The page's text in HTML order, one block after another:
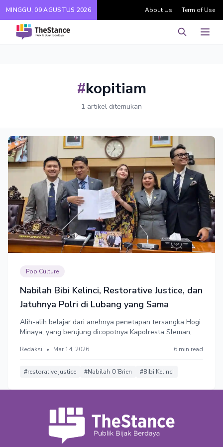
MINGGU, 09 AGUSTUS 2026 About Us Term of Use
Pencarian
#kopitiam
1 artikel ditemukan
Pop Culture
Nabilah Bibi Kelinci, Restorative Justice, dan
Jatuhnya Polri di Lubang yang Sama
Alih-alih belajar dari anehnya penetapan tersangka Hogi
Minaya, yang berujung dicopotnya Kapolresta Sleman,
kesalahan yang sama dalam kasus penetapan tersangka
Redaksi • Mar 14, 2026 6 min read
#restorative justice #Nabilah O’Brien #Bibi Kelinci